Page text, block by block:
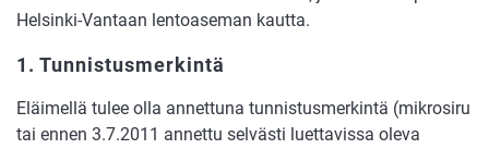
Helsinki-Vantaan lentoaseman kautta.
1. Tunnistusmerkintä
Eläimellä tulee olla annettuna tunnistusmerkintä (mikrosiru
tai ennen 3.7.2011 annettu selvästi luettavissa oleva